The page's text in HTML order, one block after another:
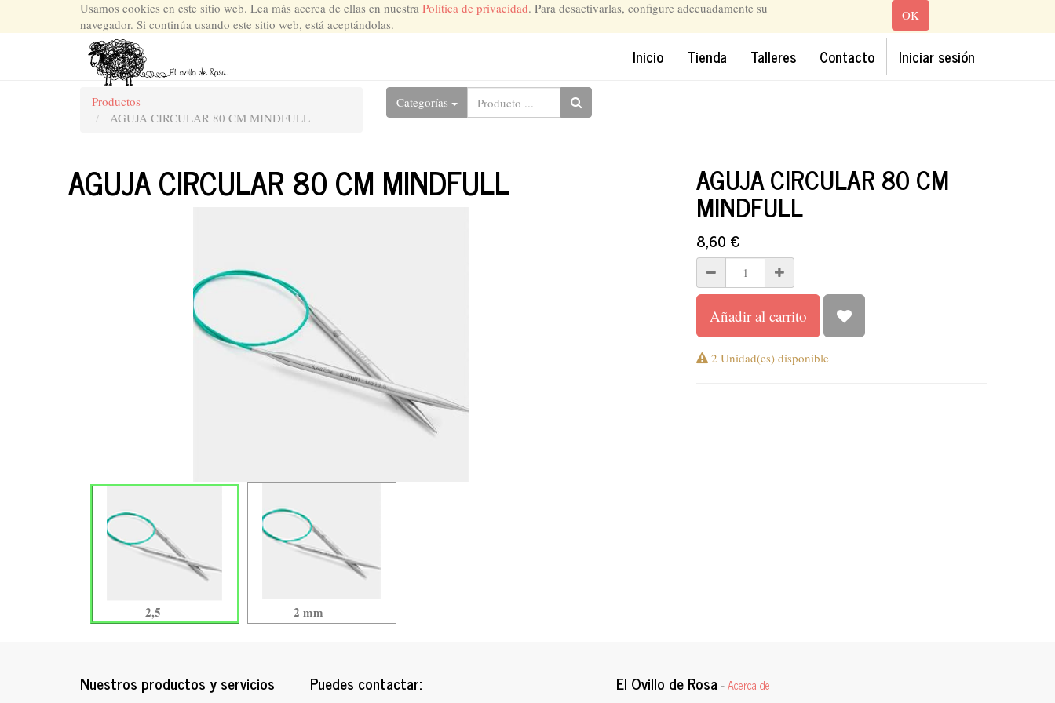
Usamos cookies en este sitio web. Lea más acerca de ellas en nuestra Política de privacidad. Para desactivarlas, configure adecuadamente su
navegador. Si continúa usando este sitio web, está aceptándolas.
OK
Inicio Tienda Talleres Contacto Iniciar sesión
Productos
AGUJA CIRCULAR 80 CM MINDFULL
Categorías
AGUJA CIRCULAR 80 CM MINDFULL AGUJA CIRCULAR 80 CM
MINDFULL
8,60 €
Añadir al carrito
2 Unidad(es) disponible
2,5 2 mm
Nuestros productos y servicios Puedes contactar: El Ovillo de Rosa -Acerca de